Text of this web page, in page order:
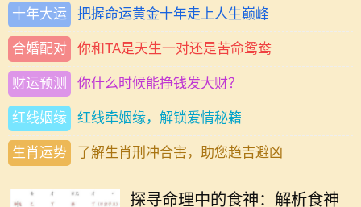
十年大运 把握命运黄金十年走上人生巅峰
合婚配对 你和TA是天生一对还是苦命鸳鸯
财运预测 你什么时候能挣钱发大财？
红线姻缘 红线牵姻缘，解锁爱情秘籍
生肖运势 了解生肖刑冲合害，助您趋吉避凶
探寻命理中的食神：解析食神
在中国传统命理学中，八字命格被认